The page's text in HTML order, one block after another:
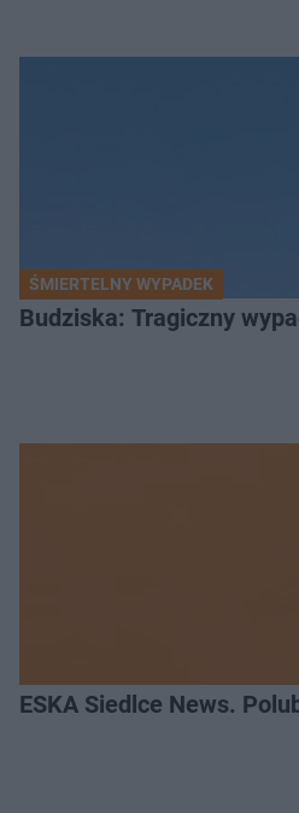
ŚMIERTELNY WYPADEK
Budziska: Tragiczny
ESKA Siedlce News.